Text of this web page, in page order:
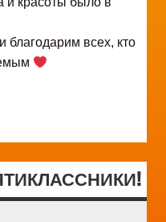
благодарим всех, кто